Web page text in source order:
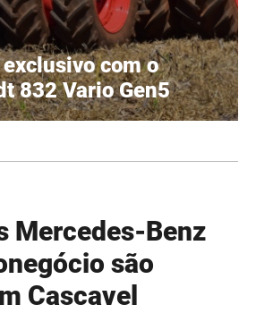
com o
832 Vario Gen5
Mercedes-Benz
são
Cascavel